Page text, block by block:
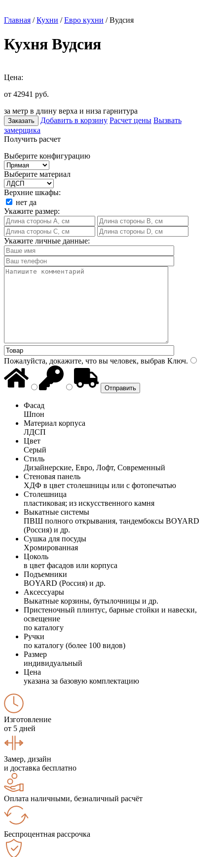
Главная /Кухни /Евро кухни / Вудсия
Кухня Вудсия
Цена:
от 42941 руб.
за метр в длину верха и низа гарнитура
Заказать Добавить в корзину Расчет цены Вызвать
замерщика
Получить расчет
Выберите конфигурацию
Выберите материал
Верхние шкафы:
нет да
Укажите размер:
Укажите личные данные:
Пожалуйста, докажите, что вы человек, выбрав Ключ.
Фасад
Шпон
Материал корпуса
ЛДСП
Цвет
Серый
Стиль
Дизайнерские, Евро, Лофт, Современный
Стеновая панель
ХДФ в цвет столешницы или с фотопечатью
Столешница
пластиковая; из искусственного камня
Выкатные системы
ПВШ полного открывания, тандембоксы BOYARD
(Россия) и др.
Сушка для посуды
Хромированная
Цоколь
в цвет фасадов или корпуса
Подъемники
BOYARD (Россия) и др.
Аксессуары
Выкатные корзины, бутылочницы и др.
Пристеночный плинтус, барные стойки и навески,
освещение
по каталогу
Ручки
по каталогу (более 100 видов)
Размер
индивидуальный
Цена
указана за базовую комплектацию
Изготовление
от 5 дней
Замер, дизайн
и доставка бесплатно
Оплата наличными, безналичный расчёт
Беспроцентная рассрочка